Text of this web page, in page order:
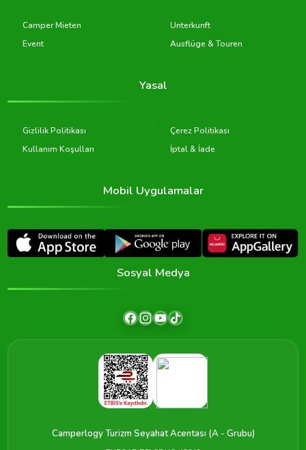
Camper Mieten
Unterkunft
Event
Ausflüge & Touren
Yasal
Gizlilik Politikası
Çerez Politikası
Kullanım Koşulları
İptal & İade
Mobil Uygulamalar
Sosyal Medya
Camperlogy Turizm Seyahat Acentası (A - Grubu)